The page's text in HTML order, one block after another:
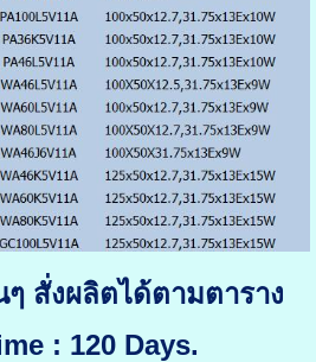
สั่งผลิตได้ตามตาราง
: 120 Days.